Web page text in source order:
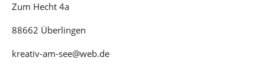
Zum Hecht 4a
88662 Überlingen
kreativ-am-see@web.de